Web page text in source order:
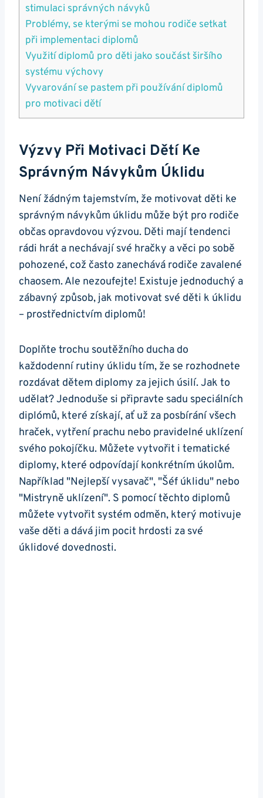
stimulaci správných návyků
Problémy, se kterými se mohou rodiče setkat
při implementaci diplomů
Využití diplomů pro děti jako součást širšího
systému výchovy
Vyvarování se pastem při používání diplomů
pro motivaci dětí
Výzvy Při Motivaci Dětí Ke
Správným Návykům Úklidu
Není žádným tajemstvím, že motivovat děti ke
správným návykům úklidu může být pro rodiče
občas opravdovou výzvou. Děti mají tendenci
rádi hrát a nechávají své hračky a věci po sobě
pohozené, což často zanechává rodiče zavalené
chaosem. Ale nezoufejte! Existuje jednoduchý a
zábavný způsob, jak motivovat své děti k úklidu
– prostřednictvím diplomů!
Doplňte trochu soutěžního ducha do
každodenní rutiny úklidu tím, že se rozhodnete
rozdávat dětem diplomy za jejich úsilí. Jak to
udělat? Jednoduše si připravte sadu speciálních
diplómů, které získají, ať už za posbírání všech
hraček, vytření prachu nebo pravidelné uklízení
svého pokojíčku. Můžete vytvořit i tematické
diplomy, které odpovídají konkrétním úkolům.
Například "Nejlepší vysavač", "Šéf úklidu" nebo
"Mistryně uklízení". S pomocí těchto diplomů
můžete vytvořit systém odměn, který motivuje
vaše děti a dává jim pocit hrdosti za své
úklidové dovednosti.